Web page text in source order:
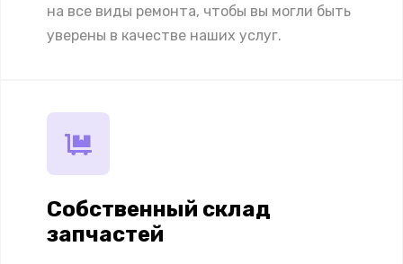
на все виды ремонта, чтобы вы могли быть
уверены в качестве наших услуг.
Собственный склад
запчастей